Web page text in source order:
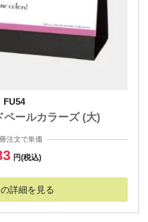
FU54
ペールカラーズ (大)
注文で単価
円(税込)
詳細を見る